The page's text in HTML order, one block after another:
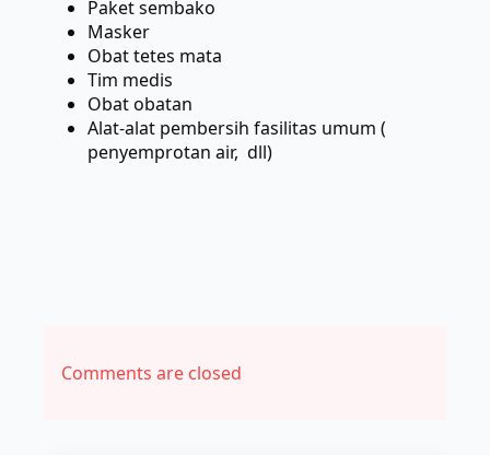
Paket sembako
Masker
Obat tetes mata
Tim medis
Obat obatan
Alat-alat pembersih fasilitas umum (
penyemprotan air, dll)
Comments are closed